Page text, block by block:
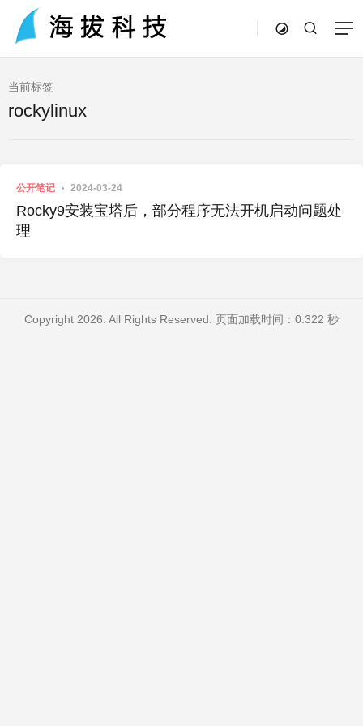
当前标签
rockylinux
公开笔记 2024-03-24
Rocky9安装宝塔后，部分程序无法开机启动问题处
理
Copyright 2026. All Rights Reserved. 页面加载时间：0.322 秒